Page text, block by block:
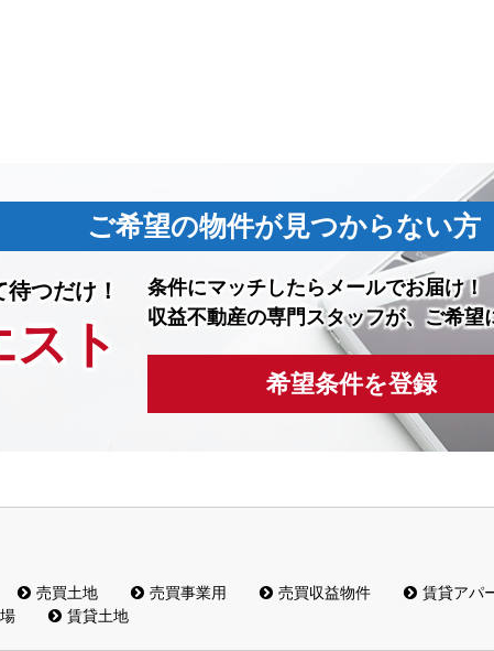
ご希望の物件が見つからない方
つだけ！
ト
条件にマッチしたらメールでお届け！
収益不動産の専門スタッフが、ご希
希望条件を登録
売買土地 売買事業用 売買収益物件
賃貸アパ
賃貸土地